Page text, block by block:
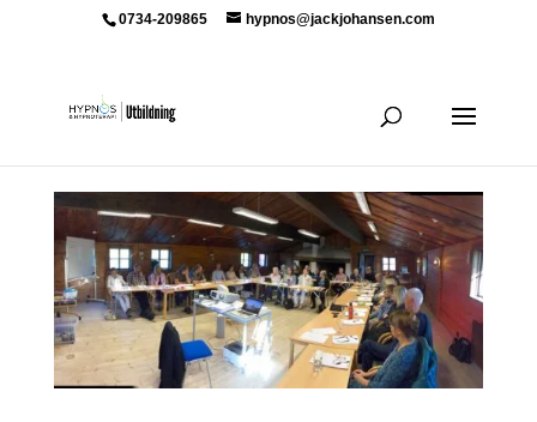
0734-209865 hypnos@jackjohansen.com